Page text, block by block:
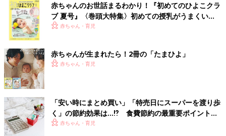
赤ちゃんのお世話まるわかり！『初めてのひよこクラ
ブ 夏号』〈巻頭大特集〉初めての授乳がうまくい
く！ おっぱい・ミルクの基本と夏のトラブル 解決テ
赤ちゃん・育児
赤ちゃんが生まれたら！2冊の「たまひよ」
赤ちゃん・育児
「安い時にまとめ買い」「特売日にスーパーを渡り歩
く」の節約効果は…⁉ 食費節約の最重要ポイントを
FPに聞く
赤ちゃん・育児